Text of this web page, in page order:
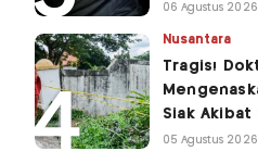
06 Agustus 2026
Nusantara
Tragis!
Siak Akibat
05 Agustus 2026